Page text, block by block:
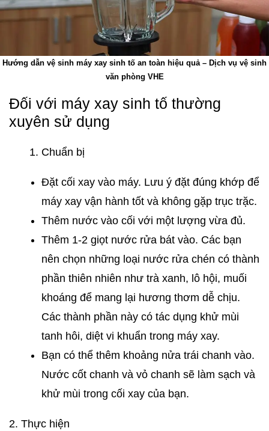
Hướng dẫn vệ sinh máy xay sinh tố an toàn hiệu quả – Dịch vụ vệ sinh
văn phòng VHE
Đối với máy xay sinh tố thường
xuyên sử dụng
Chuẩn bị
Đặt cối xay vào máy. Lưu ý đặt đúng khớp để
máy xay vận hành tốt và không gặp trục trặc.
Thêm nước vào cối với một lượng vừa đủ.
Thêm 1-2 giọt nước rửa bát vào. Các bạn
nên chọn những loại nước rửa chén có thành
phần thiên nhiên như trà xanh, lô hội, muối
khoáng để mang lại hương thơm dễ chịu.
Các thành phần này có tác dụng khử mùi
tanh hôi, diệt vi khuẩn trong máy xay.
Bạn có thể thêm khoảng nửa trái chanh vào.
Nước cốt chanh và vỏ chanh sẽ làm sạch và
khử mùi trong cối xay của bạn.
2. Thực hiện